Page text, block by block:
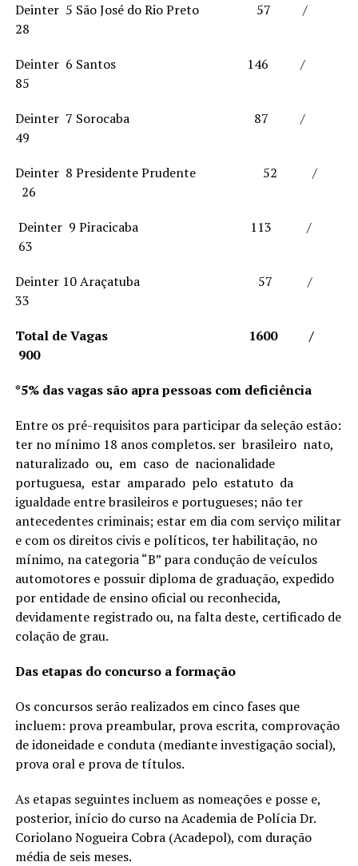
Deinter 5 São José do Rio Preto 57 /
28
Deinter 6 Santos 146 /
85
Deinter 7 Sorocaba 87 /
49
Deinter 8 Presidente Prudente 52 /
26
Deinter 9 Piracicaba 113 /
63
Deinter 10 Araçatuba 57 /
33
Total de Vagas 1600 /
900
*5% das vagas são apra pessoas com deficiência
Entre os pré-requisitos para participar da seleção estão:
ter no mínimo 18 anos completos. ser brasileiro nato,
naturalizado ou, em caso de nacionalidade
portuguesa, estar amparado pelo estatuto da
igualdade entre brasileiros e portugueses; não ter
antecedentes criminais; estar em dia com serviço militar
e com os direitos civis e políticos, ter habilitação, no
mínimo, na categoria “B” para condução de veículos
automotores e possuir diploma de graduação, expedido
por entidade de ensino oficial ou reconhecida,
devidamente registrado ou, na falta deste, certificado de
colação de grau.
Das etapas do concurso a formação
Os concursos serão realizados em cinco fases que
incluem: prova preambular, prova escrita, comprovação
de idoneidade e conduta (mediante investigação social),
prova oral e prova de títulos.
As etapas seguintes incluem as nomeações e posse e,
posterior, início do curso na Academia de Polícia Dr.
Coriolano Nogueira Cobra (Acadepol), com duração
média de seis meses.